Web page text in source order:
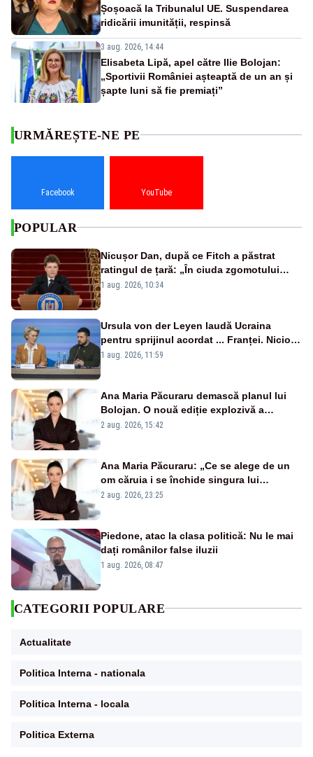
Șoșoacă la Tribunalul UE. Suspendarea
ridicării imunității, respinsă
3 aug. 2026, 14:44
Elisabeta Lipă, apel către Ilie Bolojan:
„Sportivii României așteaptă de un an și
șapte luni să fie premiați”
URMĂREȘTE-NE PE
Facebook YouTube
POPULAR
Nicușor Dan, după ce Fitch a păstrat
ratingul de țară: „În ciuda zgomotului
politic, România funcționează”
1 aug. 2026, 10:34
Ursula von der Leyen laudă Ucraina
pentru sprijinul acordat ... Franței. Nicio
reacție privind ajutorul energetic promis
1 aug. 2026, 11:59
Ana Maria Păcuraru demască planul lui
Bolojan. O nouă ediție explozivă a
emisiunii „Miza Zilei” la Realitatea PLUS
2 aug. 2026, 15:42
Ana Maria Păcuraru: „Ce se alege de un
om căruia i se închide singura lui
portiță?”
2 aug. 2026, 23:25
Piedone, atac la clasa politică: Nu le mai
dați românilor false iluzii
1 aug. 2026, 08:47
CATEGORII POPULARE
Actualitate
Politica Interna - nationala
Politica Interna - locala
Politica Externa